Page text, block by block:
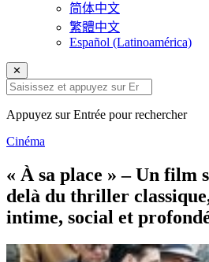
简体中文
繁體中文
Español (Latinoamérica)
✕
Appuyez sur Entrée pour rechercher
Cinéma
« À sa place » – Un film
delà du thriller
intime, social et